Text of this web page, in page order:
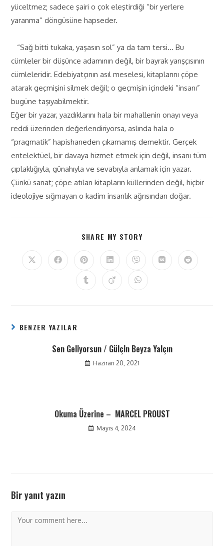
yüceltmez; sadece şairi o çok eleştirdiği “bir yerlere
yaranma” döngüsüne hapseder.
“Sağ bitti tukaka, yaşasın sol” ya da tam tersi… Bu
cümleler bir düşünce adamının değil, bir bayrak yarışçısının
cümleleridir. Edebiyatçının asıl meselesi, kitaplarını çöpe
atarak geçmişini silmek değil; o geçmişin içindeki “insanı”
bugüne taşıyabilmektir.
Eğer bir yazar, yazdıklarını hala bir mahallenin onayı veya
reddi üzerinden değerlendiriyorsa, aslında hala o
“pragmatik” hapishaneden çıkamamış demektir. Gerçek
entelektüel, bir davaya hizmet etmek için değil, insanı tüm
çıplaklığıyla, günahıyla ve sevabıyla anlamak için yazar.
Çünkü sanat; çöpe atılan kitapların küllerinden değil, hiçbir
ideolojiye sığmayan o kadim insanlık ağrısından doğar.
SHARE MY STORY
BENZER YAZILAR
Sen Geliyorsun / Gülçin Beyza Yalçın
Haziran 20, 2021
Okuma Üzerine – MARCEL PROUST
Mayıs 4, 2024
Bir yanıt yazın